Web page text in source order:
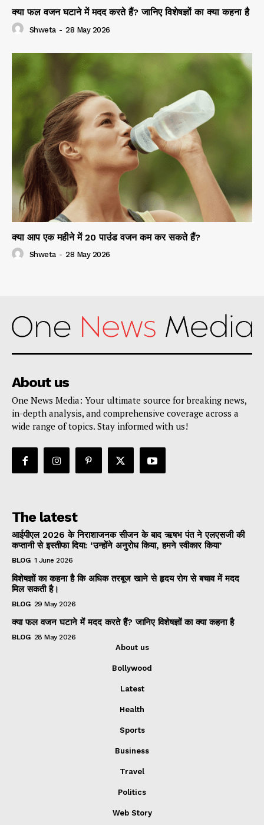
क्या फल वजन घटाने में मदद करते हैं? जानिए विशेषज्ञों का क्या कहना है
Shweta - 28 May 2026
क्या आप एक महीने में 20 पाउंड वजन कम कर सकते हैं?
Shweta - 28 May 2026
About us
One News Media: Your ultimate source for breaking news,
in-depth analysis, and comprehensive coverage across a
wide range of topics. Stay informed with us!
The latest
आईपीएल 2026 के निराशाजनक सीजन के बाद ऋषभ पंत ने एलएसजी की
कप्तानी से इस्तीफा दिया: ‘उन्होंने अनुरोध किया, हमने स्वीकार किया’
BLOG 1 June 2026
विशेषज्ञों का कहना है कि अधिक तरबूज खाने से हृदय रोग से बचाव में मदद
मिल सकती है।
BLOG 29 May 2026
क्या फल वजन घटाने में मदद करते हैं? जानिए विशेषज्ञों का क्या कहना है
BLOG 28 May 2026
About us
Bollywood
Latest
Health
Sports
Business
Travel
Politics
Web Story